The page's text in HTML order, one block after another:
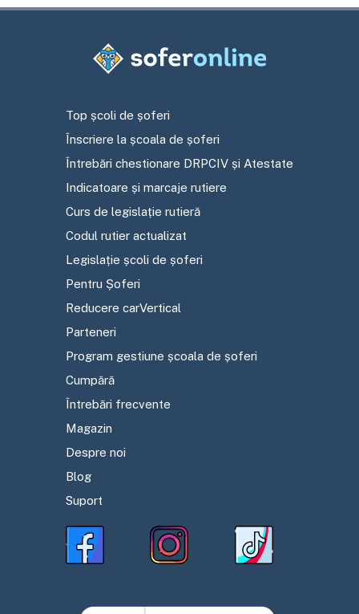
Top școli de șoferi
Înscriere la școala de șoferi
Întrebări chestionare DRPCIV și Atestate
Indicatoare și marcaje rutiere
Curs de legislație rutieră
Codul rutier actualizat
Legislație școli de șoferi
Pentru Șoferi
Reducere carVertical
Parteneri
Program gestiune școala de șoferi
Cumpără
Întrebări frecvente
Magazin
Despre noi
Blog
Suport